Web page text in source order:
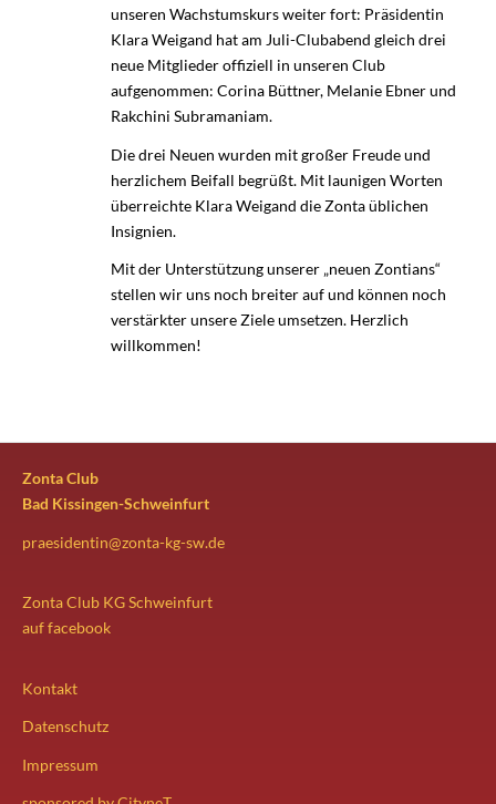
unseren Wachstumskurs weiter fort: Präsidentin
Klara Weigand hat am Juli-Clubabend gleich drei
neue Mitglieder offiziell in unseren Club
aufgenommen: Corina Büttner, Melanie Ebner und
Rakchini Subramaniam.
Die drei Neuen wurden mit großer Freude und
herzlichem Beifall begrüßt. Mit launigen Worten
überreichte Klara Weigand die Zonta üblichen
Insignien.
Mit der Unterstützung unserer „neuen Zontians“
stellen wir uns noch breiter auf und können noch
verstärkter unsere Ziele umsetzen. Herzlich
willkommen!
Zonta Club
Bad Kissingen-Schweinfurt
praesidentin@zonta-kg-sw.de
Zonta Club KG Schweinfurt
auffacebook
Kontakt
Datenschutz
Impressum